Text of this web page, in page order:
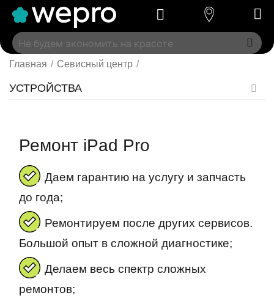
Главная / Севисный центр /
УСТРОЙСТВА
Ремонт iPad Pro
Даем гарантию на услугу и запчасть
до года;
Ремонтируем после других сервисов.
Большой опыт в сложной диагностике;
Делаем весь спектр сложных
ремонтов;